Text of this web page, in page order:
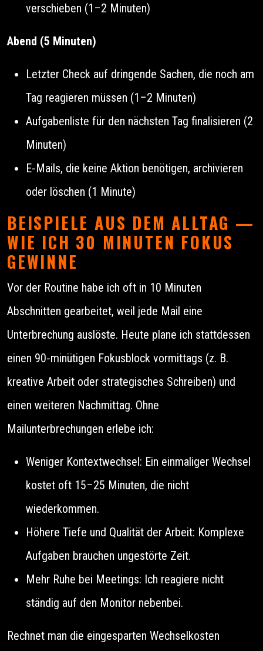
verschieben (1–2 Minuten)
Abend (5 Minuten)
Letzter Check auf dringende Sachen, die noch am
Tag reagieren müssen (1–2 Minuten)
Aufgabenliste für den nächsten Tag finalisieren (2
Minuten)
E‑Mails, die keine Aktion benötigen, archivieren
oder löschen (1 Minute)
BEISPIELE AUS DEM ALLTAG —
WIE ICH 30 MINUTEN FOKUS
GEWINNE
Vor der Routine habe ich oft in 10 Minuten
Abschnitten gearbeitet, weil jede Mail eine
Unterbrechung auslöste. Heute plane ich stattdessen
einen 90‑minütigen Fokusblock vormittags (z. B.
kreative Arbeit oder strategisches Schreiben) und
einen weiteren Nachmittag. Ohne
Mailunterbrechungen erlebe ich:
Weniger Kontextwechsel: Ein einmaliger Wechsel
kostet oft 15–25 Minuten, die nicht
wiederkommen.
Höhere Tiefe und Qualität der Arbeit: Komplexe
Aufgaben brauchen ungestörte Zeit.
Mehr Ruhe bei Meetings: Ich reagiere nicht
ständig auf den Monitor nebenbei.
Rechnet man die eingesparten Wechselkosten